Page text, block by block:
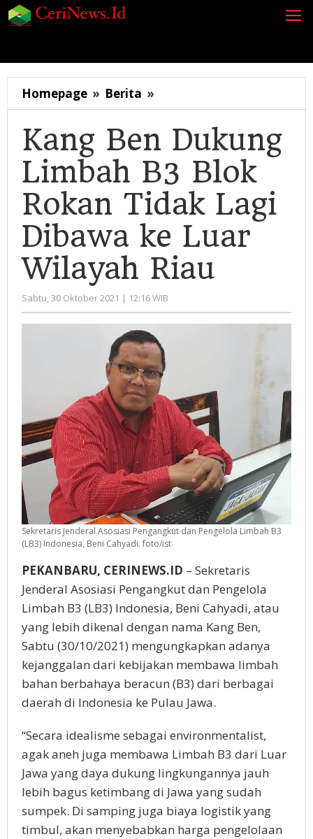
Lewati
ke
Homepage » Berita »
Ben
Dukung
Limbah
B3
Blok
Rokan
Tidak
Lagi
Dibawa
ke
Wilayah
Riau
Kang Ben Dukung
Limbah B3 Blok
Rokan Tidak Lagi
Dibawa ke Luar
Wilayah Riau
Sabtu, 30 Oktober 2021 | 12:16 WIB
Administrator
Sekretaris Jenderal Asosiasi Pengangkut dan Pengelola Limbah B3
(LB3) Indonesia, Beni Cahyadi. foto/ist
PEKANBARU, CERINEWS.ID – Sekretaris
Jenderal Asosiasi Pengangkut dan Pengelola
Limbah B3 (LB3) Indonesia, Beni Cahyadi, atau
yang lebih dikenal dengan nama Kang Ben,
Sabtu (30/10/2021) mengungkapkan adanya
kejanggalan dari kebijakan membawa limbah
bahan berbahaya beracun (B3) dari berbagai
daerah di Indonesia ke Pulau Jawa.
“Secara idealisme sebagai environmentalist,
agak aneh juga membawa Limbah B3 dari Luar
Jawa yang daya dukung lingkungannya jauh
lebih bagus ketimbang di Jawa yang sudah
sumpek. Di samping juga biaya logistik yang
timbul, akan menyebabkan harga pengelolaan